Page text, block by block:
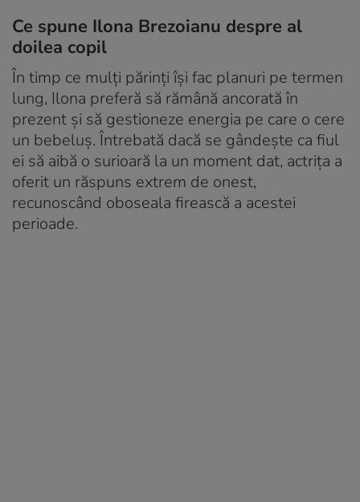
Ce spune Ilona Brezoianu despre al
doilea copil
În timp ce mulți părinți își fac planuri pe termen
lung, Ilona preferă să rămână ancorată în
prezent și să gestioneze energia pe care o cere
un bebeluș. Întrebată dacă se gândește ca fiul
ei să aibă o surioară la un moment dat, actrița a
oferit un răspuns extrem de onest,
recunoscând oboseala firească a acestei
perioade.